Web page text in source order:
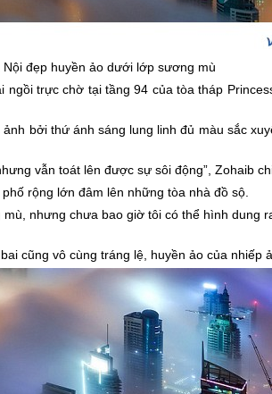
đẹp huyền ảo dưới lớp sương mù
trực chờ tại tầng 94 của tòa tháp
bởi thứ ánh sáng lung linh đủ màu sắc
vẫn toát lên được sự sôi động”, Zohaib
rộng lớn đâm lên những tòa nhà đồ sộ.
nhưng chưa bao giờ tôi có thể hình dung
cũng vô cùng tráng lệ, huyền ảo của nhiếp